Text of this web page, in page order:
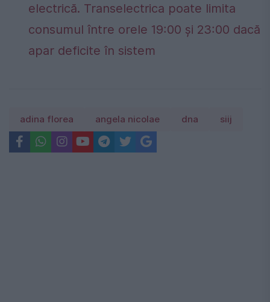
electrică. Transelectrica poate limita
consumul între orele 19:00 și 23:00 dacă
apar deficite în sistem
adina florea angela nicolae dna siij